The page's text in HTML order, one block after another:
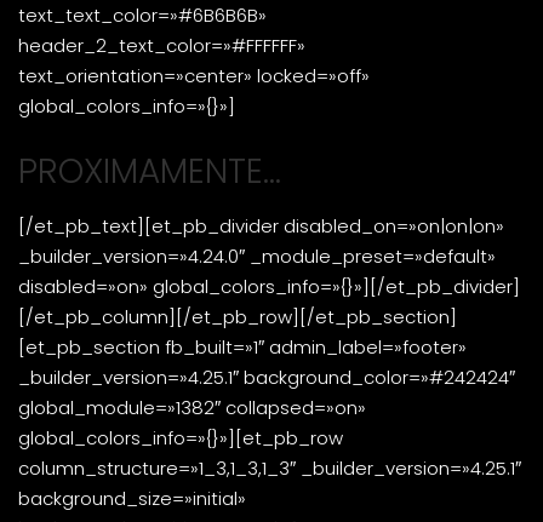
text_text_color=»#6B6B6B»
header_2_text_color=»#FFFFFF»
text_orientation=»center» locked=»off»
global_colors_info=»{}»]
PROXIMAMENTE…
[/et_pb_text][et_pb_divider disabled_on=»on|on|on»
_builder_version=»4.24.0″ _module_preset=»default»
disabled=»on» global_colors_info=»{}»][/et_pb_divider]
[/et_pb_column][/et_pb_row][/et_pb_section]
[et_pb_section fb_built=»1″ admin_label=»footer»
_builder_version=»4.25.1″ background_color=»#242424″
global_module=»1382″ collapsed=»on»
global_colors_info=»{}»][et_pb_row
column_structure=»1_3,1_3,1_3″ _builder_version=»4.25.1″
background_size=»initial»